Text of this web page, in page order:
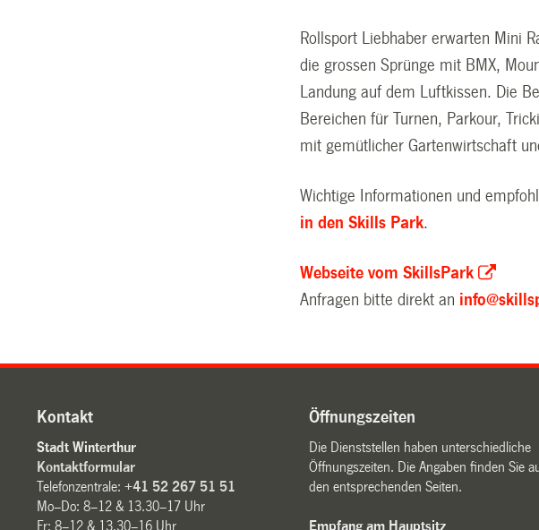
Rollsport Liebhaber erwarten Mini
die grossen Sprünge mit BMX,
Landung auf dem Luftkissen. Die
Bereichen für Turnen, Parkour,
mit gemütlicher Gartenwirtschaft
Wichtige Informationen und
in den Skills Park.
Webseite vom SkillsPark
Anfragen bitte direkt an
Kontakt
Stadt Winterthur
Kontaktformular
Telefonzentrale:+41 52 267 51 51
Mo–Do: 8–12 & 13.30–17 Uhr
Fr: 8–12 & 13.30–16 Uhr
Öffnungszeiten
Die Dienststellen haben unterschiedliche
Öffnungszeiten. Die Angaben finden Sie
den entsprechenden Seiten.
Empfang am Hauptsitz